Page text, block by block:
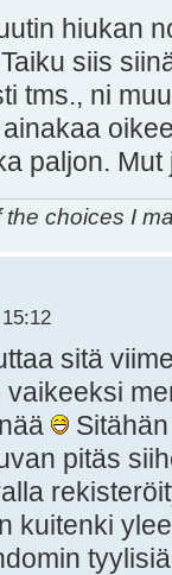
hiukan
siis
tms., ni
paljon. Mut
choices I
sitä
pitäs
kuitenki